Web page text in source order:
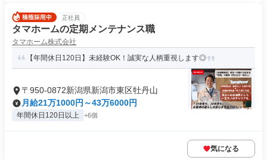
正社員
タマホームの定期メンテナンス職
タマホーム株式会社
【年間休日120日】未経験OK！誠実な人柄重視します◎
〒950-0872新潟県新潟市東区牡丹山
月給21万1000円～43万6000円
年間休日120日以上 +6個
気になる